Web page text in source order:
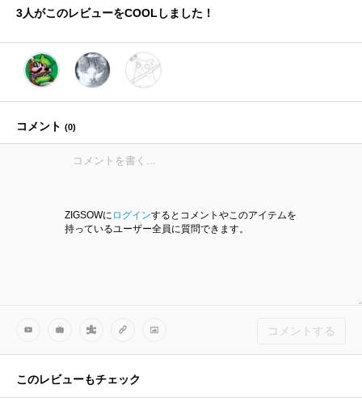
3人がこのレビューをCOOLしました！
コメント (0)
ZIGSOWに ログインするとコメントやこのアイテムを
持っているユーザー全員に質問できます。
コメントする
このレビューもチェック